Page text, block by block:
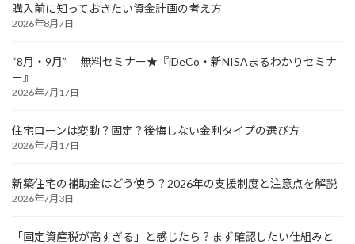
購入前に知っておきたい資金計画の考え方
2026年8月7日
“8月・9月” 無料セミナー★『iDeCo・新NISAまるわかりセミナ
ー』
2026年7月17日
住宅ローンは変動？固定？後悔しない金利タイプの選び方
2026年7月17日
新築住宅の補助金はどう使う？2026年の支援制度と注意点を解説
2026年7月3日
「固定資産税が高すぎる」と感じたら？まず確認したい仕組みと